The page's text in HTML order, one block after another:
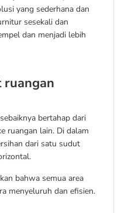
yang sederhana dan
sesekali dan
dan menjadi lebih
ruangan
bertahap dari
ruangan lain. Di dalam
dari satu sudut
bahwa semua area
menyeluruh dan efisien.